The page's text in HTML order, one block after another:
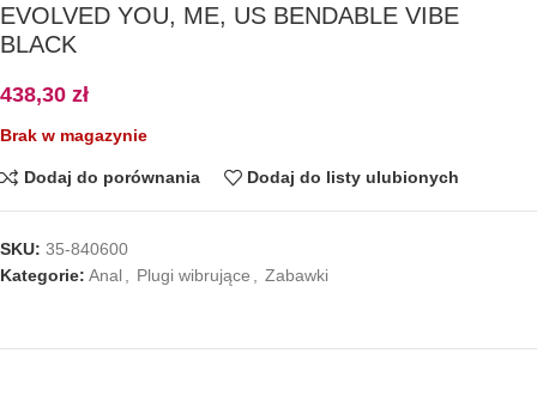
EVOLVED YOU, ME, US BENDABLE VIBE
BLACK
438,30 zł
Brak w magazynie
Dodaj do porównania Dodaj do listy ulubionych
SKU: 35-840600
Kategorie: Anal Plugi wibrujące Zabawki